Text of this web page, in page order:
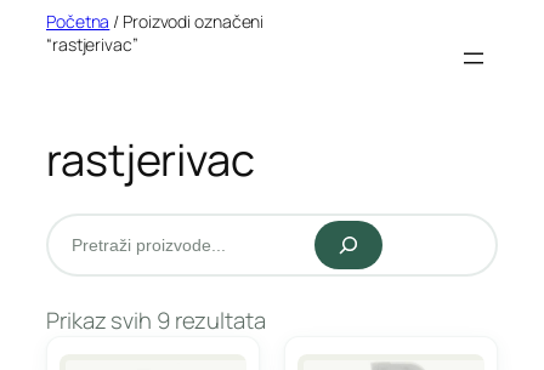
Početna / Proizvodi označeni
“rastjerivac”
rastjerivac
Pretraži
Prikaz svih 9 rezultata